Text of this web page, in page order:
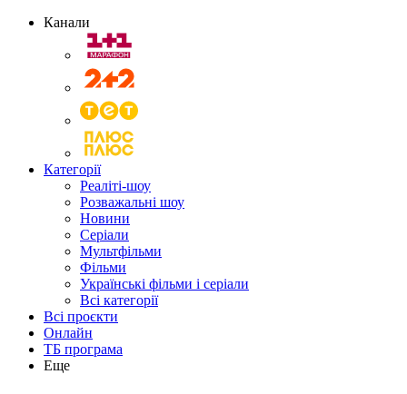
Канали
Категорії
Реаліті-шоу
Розважальні шоу
Новини
Серіали
Мультфільми
Фільми
Українські фільми і серіали
Всі категорії
Всі проєкти
Онлайн
ТБ програма
Еще